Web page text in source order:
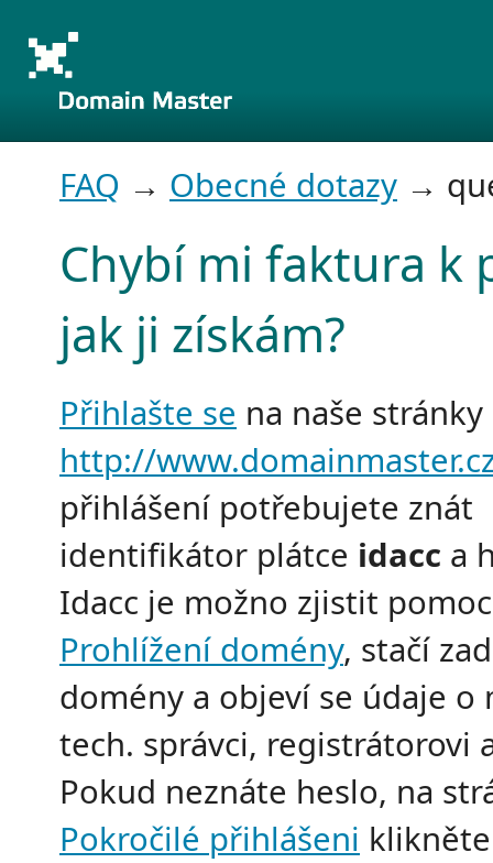
FAQ → Obecné dotazy →
Chybí mi faktura k
jak ji získám?
Přihlašte se na naše stránky
http://
přihlášení potřebujete znát
identifikátor plátce idacc a
Idacc je možno zjistit
Prohlížení domény, stačí
domény a objeví se údaje o
tech. správci, registrátorovi
Pokud neznáte heslo, na
Pokročilé přihlášeni